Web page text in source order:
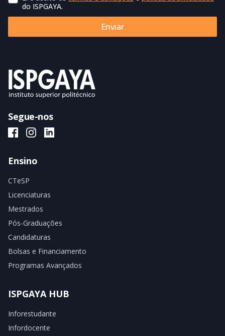
do ISPGAYA.
Enviar
Segue-nos
ISPGAYA Facebook
ISPGAYA Instagram
ISPGAYA LinkedIn
Ensino
CTeSP
Licenciaturas
Mestrados
Pós-Graduações
Candidaturas
Bolsas e Financiamento
Programas Avançados
ISPGAYA HUB
Inforestudante
Infordocente